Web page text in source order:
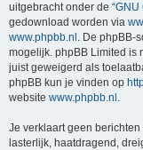
uitgebracht onder de “GNU
gedownload worden via
www.phpbb.nl . De phpBB-
mogelijk. phpBB Limited is
juist geweigerd als
phpBB kun je vinden op
website www.phpbb.nl .
Je verklaart geen
lasterlijk, haatdragend,